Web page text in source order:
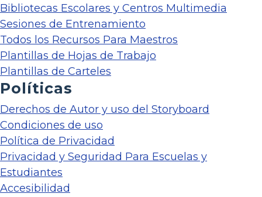
Bibliotecas Escolares y Centros Multimedia
Sesiones de Entrenamiento
Todos los Recursos Para Maestros
Plantillas de Hojas de Trabajo
Plantillas de Carteles
Políticas
Derechos de Autor y uso del Storyboard
Condiciones de uso
Política de Privacidad
Privacidad y Seguridad Para Escuelas y
Estudiantes
Accesibilidad